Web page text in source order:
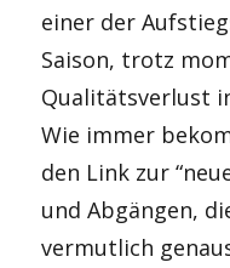
einer der
Saison, trotz
Qualitätsverlust
Wie immer
den Link zur
und Abgängen,
vermutlich